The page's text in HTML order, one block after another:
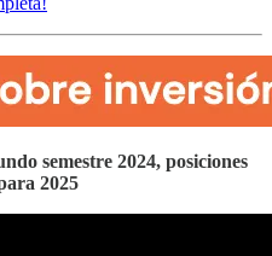
semestre 2024, posiciones
2025